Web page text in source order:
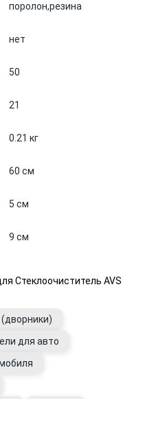
поролон,резина
нет
50
21
0.21 кг
60 см
5 см
9 см
Стеклоочиститель AVS
для авто